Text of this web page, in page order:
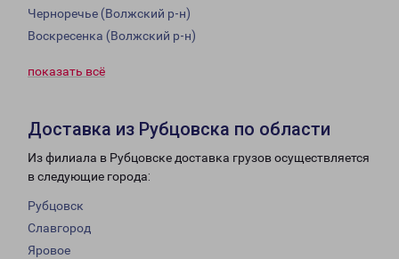
Черноречье (Волжский р-н)
Воскресенка (Волжский р-н)
показать всё
Доставка из Рубцовска по области
Из филиала в Рубцовске доставка грузов осуществляется
в следующие города:
Рубцовск
Славгород
Яровое